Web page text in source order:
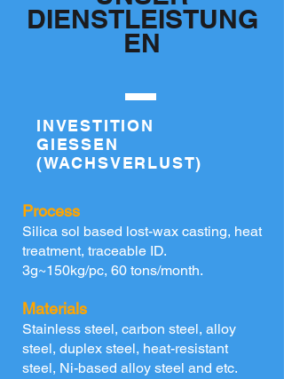
DIENSTLEISTUNG
EN
INVESTITION
GIESSEN
(WACHSVERLUST)
Process
Silica sol based lost-wax casting, heat
treatment, traceable ID.
3g~150kg/pc, 60 tons/month.
Materials
Stainless steel, carbon steel, alloy
steel, duplex steel, heat-resistant
steel, Ni-based alloy steel and etc.